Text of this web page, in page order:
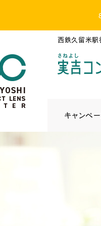
西鉄久留米
キャンペ